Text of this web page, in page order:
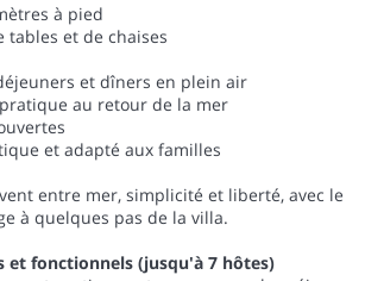
à pied
tables et de chaises
et dîners en plein air
au retour de la mer
et adapté aux familles
entre mer, simplicité et liberté, avec le
à quelques pas de la villa.
et fonctionnels (jusqu'à 7 hôtes)